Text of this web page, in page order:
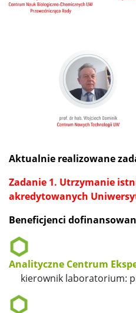
Aktualnie realizowane
Zadanie 1. Utrzymanie
akredytowanych
Beneficjenci
Analityczne Centrum
kierownik laboratorium: